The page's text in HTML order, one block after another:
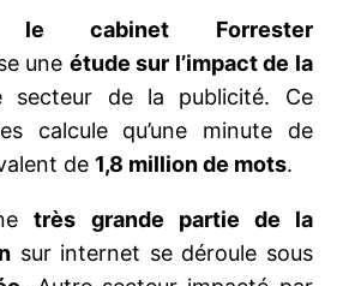
cabinet Forrester
une étude sur l’impact de la
secteur de la publicité. Ce
calcule qu’une minute de
de 1,8 million de mots.
très grande partie de la
sur internet se déroule sous